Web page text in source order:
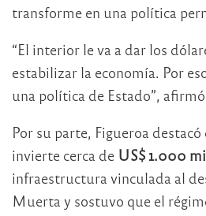
transforme en una política
“El interior le va a dar los
estabilizar la economía. Por
una política de Estado”,
Por su parte, Figueroa
invierte cerca de US$ 1.000
infraestructura vinculada al
Muerta y sostuvo que el